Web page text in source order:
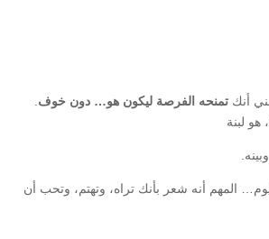
أنك تمنحه الفرصة ليكون هو… دون خوف.
لبنة
المهم أنه شعر بأنك تراه، وتهتم، وتحب أن